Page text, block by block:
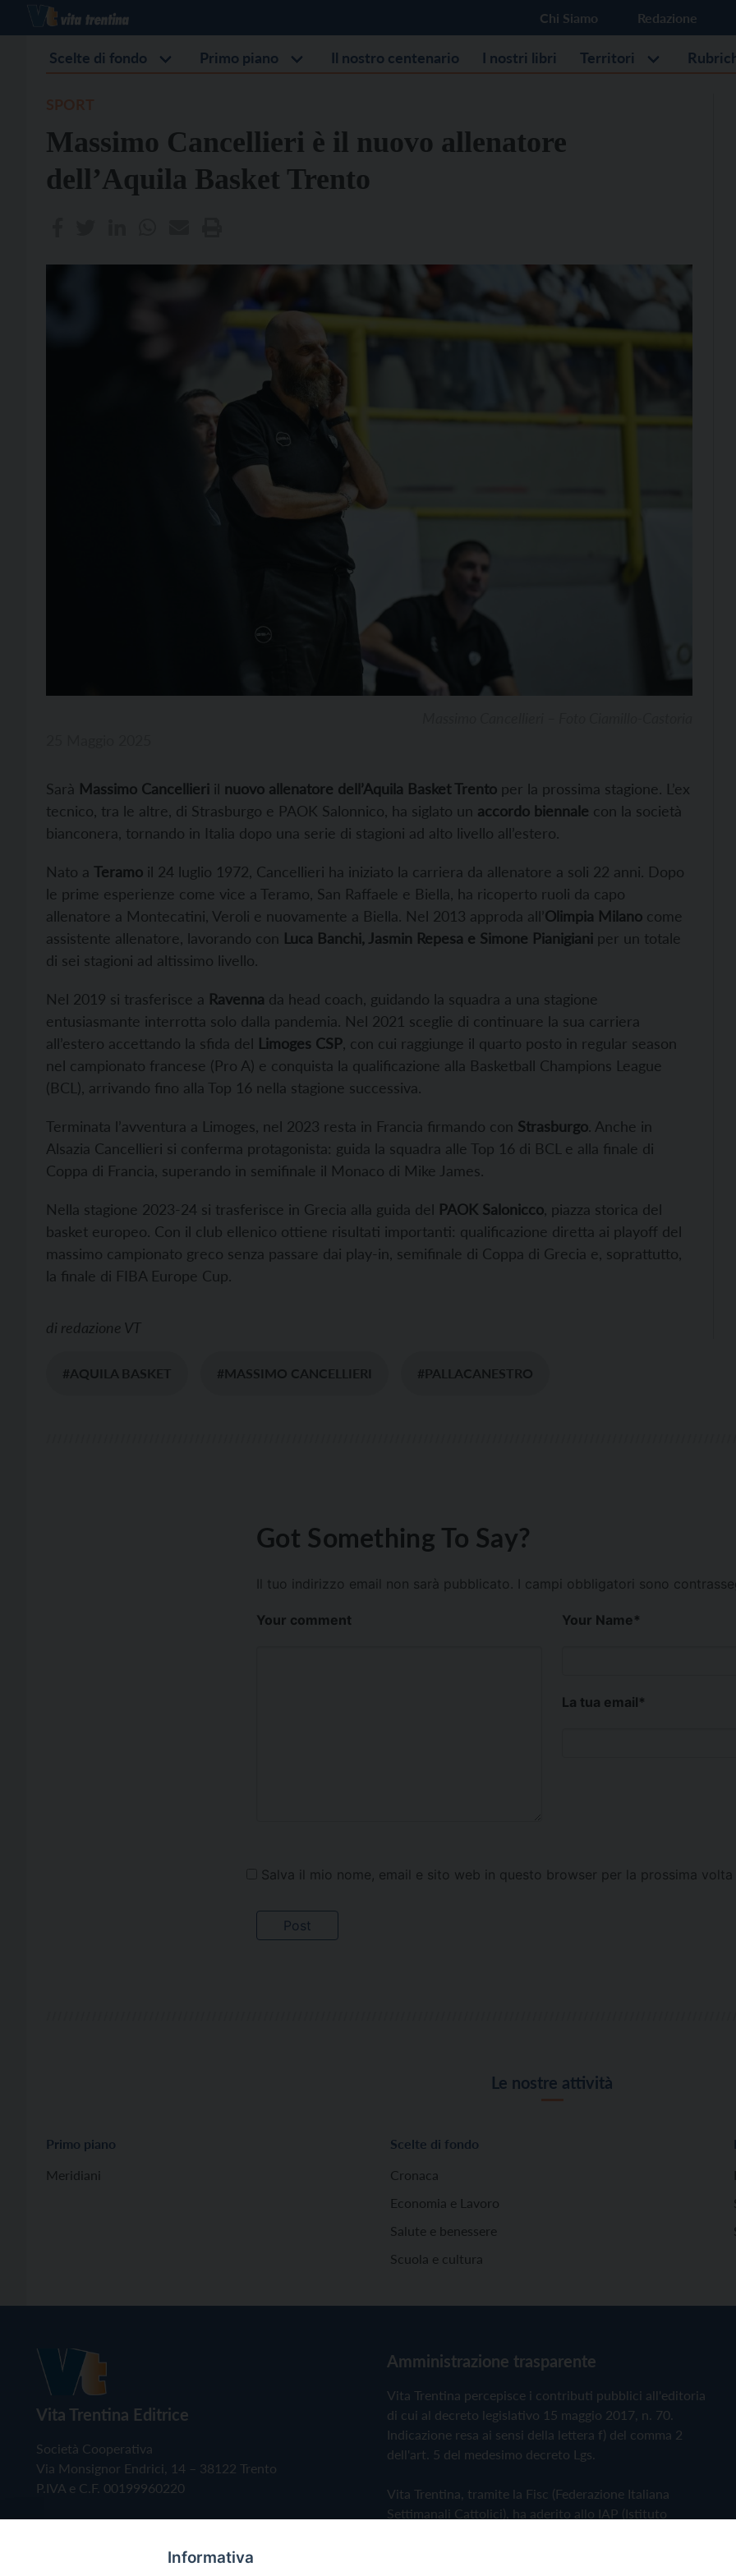
Chi Siamo Redazione
Scelte di fondo Primo piano Il nostro centenario I nostri libri Territori
Massimo Cancellieri è il nuovo allenatore
dell’Aquila Basket Trento
Sarà Massimo Cancellieri il nuovo allenatore dell’Aquila Basket Trento per la prossima stagione. L’ex
tecnico, tra le altre, di Strasburgo e PAOK Salonnico, ha siglato un accordo biennale con la società
bianconera, tornando in Italia dopo una serie di stagioni ad alto livello all’estero.
Nato a Teramo il 24 luglio 1972, Cancellieri ha iniziato la carriera da allenatore a soli 22 anni. Dopo
le prime esperienze come vice a Teramo, San Raffaele e Biella, ha ricoperto ruoli da capo
allenatore a Montecatini, Veroli e nuovamente a Biella. Nel 2013 approda all’Olimpia Milano come
assistente allenatore, lavorando con Luca Banchi, Jasmin Repesa e Simone Pianigiani per un totale
di sei stagioni ad altissimo livello.
Nel 2019 si trasferisce a Ravenna da head coach, guidando la squadra a una stagione
entusiasmante interrotta solo dalla pandemia. Nel 2021 sceglie di continuare la sua carriera
all’estero accettando la sfida del Limoges CSP , con cui raggiunge il quarto posto in regular season
nel campionato francese (Pro A) e conquista la qualificazione alla Basketball Champions League
(BCL), arrivando fino alla Top 16 nella stagione successiva.
Terminata l’avventura a Limoges, nel 2023 resta in Francia firmando con Strasburgo. Anche in
Alsazia Cancellieri si conferma protagonista: guida la squadra alle Top 16 di BCL e alla finale di
Coppa di Francia, superando in semifinale il Monaco di Mike James.
Nella stagione 2023-24 si trasferisce in Grecia alla guida del PAOK Salonicco , piazza storica del
basket europeo. Con il club ellenico ottiene risultati importanti: qualificazione diretta ai playoff del
massimo campionato greco senza passare dai play-in, semifinale di Coppa di Grecia e, soprattutto,
la finale di FIBA Europe Cup.
di redazione VT
#AQUILA BASKET #MASSIMO CANCELLIERI #PALLACANESTRO
Got Something To Say?
Il tuo indirizzo email non sarà pubblicato. I campi obbligatori sono
Your comment Your Name*
La tua email*
Salva il mio nome, email e sito web in questo browser per la prossima
Le nostre attività
Primo piano
Meridiani
Scelte di fondo
Cronaca
Economia e Lavoro
Salute e benessere
Scuola e cultura
Vita Trentina Editrice
Società Cooperativa
Via Monsignor Endrici, 14 – 38122 Trento
P.IVA e C.F. 00199960220
Amministrazione trasparente
Vita Trentina percepisce i contributi pubblici all'editoria
di cui al decreto legislativo 15 maggio 2017, n. 70.
Indicazione resa ai sensi della lettera f) del comma 2
dell'art. 5 del medesimo decreto Lgs.
Vita Trentina, tramite la Fisc (Federazione Italiana
Settimanali Cattolici), ha aderito allo IAP (Istituto
Informativa